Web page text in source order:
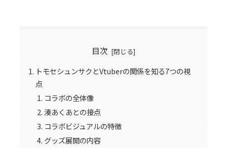
目次
トモセシュンサクとVtuberの関係を知る7つの視
点
コラボの全体像
湊あくあとの接点
コラボビジュアルの特徴
グッズ展開の内容